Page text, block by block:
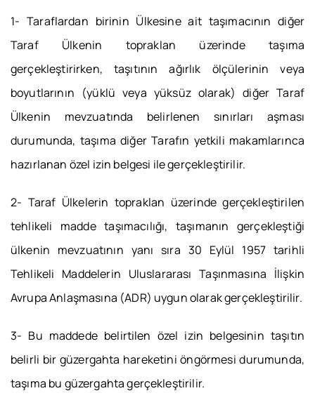
1- Taraflardan birinin Ülkesine ait taşımacının diğer
Taraf Ülkenin topraklan üzerinde taşıma
gerçekleştirirken, taşıtının ağırlık ölçülerinin veya
boyutlarının (yüklü veya yüksüz olarak) diğer Taraf
Ülkenin mevzuatında belirlenen sınırları aşması
durumunda, taşıma diğer Tarafın yetkili makamlarınca
hazırlanan özel izin belgesi ile gerçekleştirilir.
2- Taraf Ülkelerin topraklan üzerinde gerçekleştirilen
tehlikeli madde taşımacılığı, taşımanın gerçekleştiği
ülkenin mevzuatının yanı sıra 30 Eylül 1957 tarihli
Tehlikeli Maddelerin Uluslararası Taşınmasına İlişkin
Avrupa Anlaşmasına (ADR) uygun olarak gerçekleştirilir.
3- Bu maddede belirtilen özel izin belgesinin taşıtın
belirli bir güzergahta hareketini öngörmesi durumunda,
taşıma bu güzergahta gerçekleştirilir.